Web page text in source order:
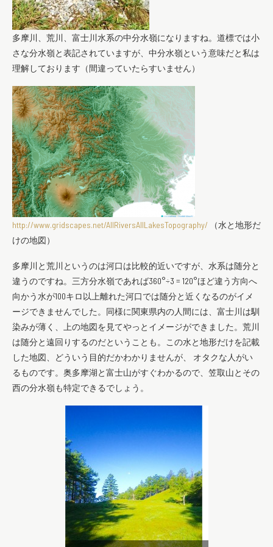
多摩川、荒川、富士川水系の中分水嶺になりますね。道標では小
さな分水嶺と表記されていますが、中分水嶺という意味だと私は
理解しております（間違っていたらすいません）
http://www.gridscapes.net/AllRiversAllLakesTopography/
（水と地形だ
けの地図）
多摩川と荒川というのは河口は比較的近いですが、水系は随分と
違うのですね。三方分水嶺であれば360°÷3 = 120°ほど違う方向へ
向かう水が100キロ以上離れた河口では随分と近くなるのがイメ
ージできませんでした。同様に関東県内の人間には、富士川は馴
染みが薄く、上の地図を見てやっとイメージができました。荒川
は随分と遠回りするのだということも。この水と地形だけを記載
した地図、どういう目的だかわかりませんが、 オタクな人がい
るものです。奥多摩湖と富士山がすぐわかるので、笠取山とその
西の分水嶺も特定できるでしょう。